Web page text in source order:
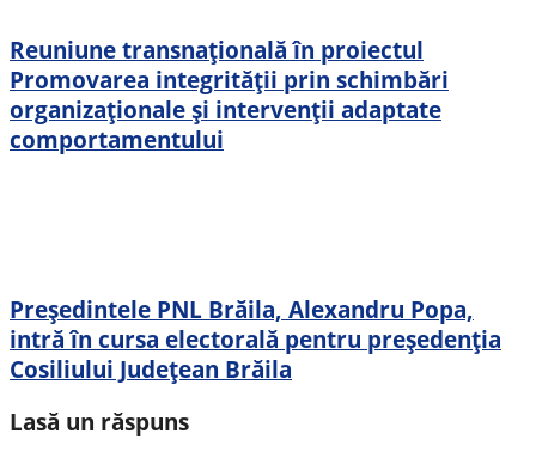
Reuniune transnațională în proiectul
Promovarea integrității prin schimbări
organizaționale și intervenții adaptate
comportamentului
Președintele PNL Brăila, Alexandru Popa,
intră în cursa electorală pentru președenția
Cosiliului Județean Brăila
Lasă un răspuns